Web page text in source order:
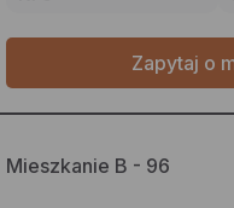
Zapytaj o
Mieszkanie B - 96